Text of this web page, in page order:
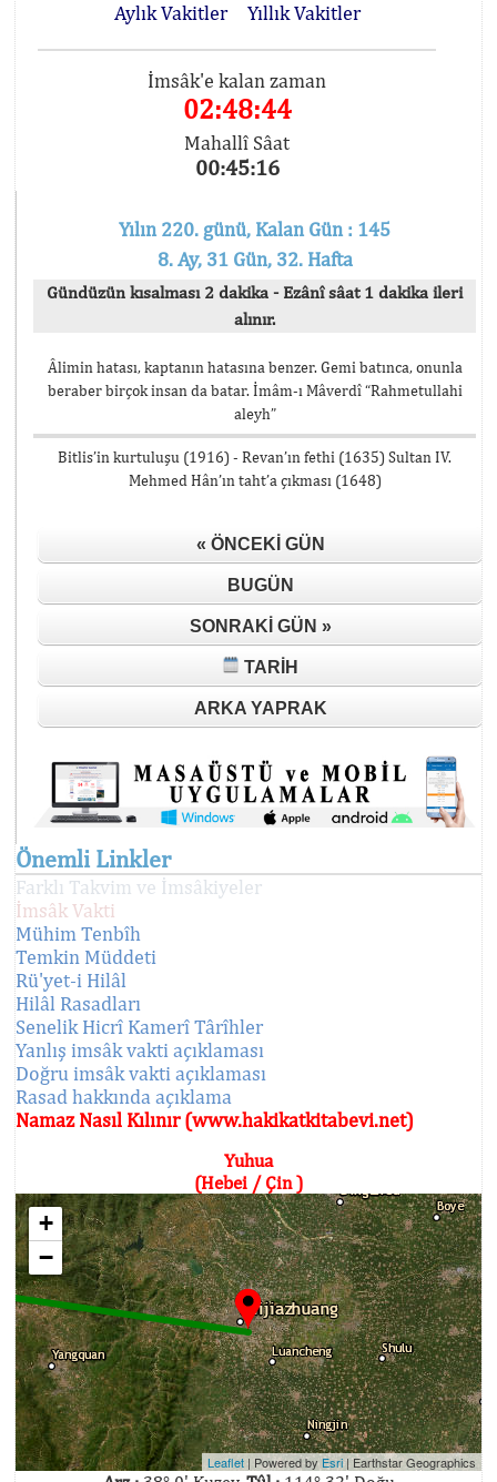
Aylık Vakitler
Yıllık Vakitler
İmsâk'e kalan zaman
02:48:44
Mahallî Sâat
00:45:16
Yılın 220. günü, Kalan Gün : 145
8. Ay, 31 Gün, 32. Hafta
Gündüzün kısalması 2 dakika - Ezânî sâat 1 dakika ileri
alınır.
Âlimin hatası, kaptanın hatasına benzer. Gemi batınca, onunla
beraber birçok insan da batar. İmâm-ı Mâverdî “Rahmetullahi
aleyh”
Bitlis’in kurtuluşu (1916) - Revan’ın fethi (1635) Sultan IV.
Mehmed Hân’ın taht’a çıkması (1648)
« ÖNCEKI GÜN
BUGÜN
SONRAKI GÜN »
TARIH
ARKA YAPRAK
Önemli Linkler
Farklı Takvim ve İmsâkiyeler
İmsâk Vakti
Mühim Tenbîh
Temkin Müddeti
Rü'yet-i Hilâl
Hilâl Rasadları
Senelik Hicrî Kamerî Târîhler
Yanlış imsâk vakti açıklaması
Doğru imsâk vakti açıklaması
Rasad hakkında açıklama
Namaz Nasıl Kılınır (www.hakikatkitabevi.net)
Yuhua
(Hebei / Çin )
+
−
Leaflet | Powered byEsri|Earthstar Geographics